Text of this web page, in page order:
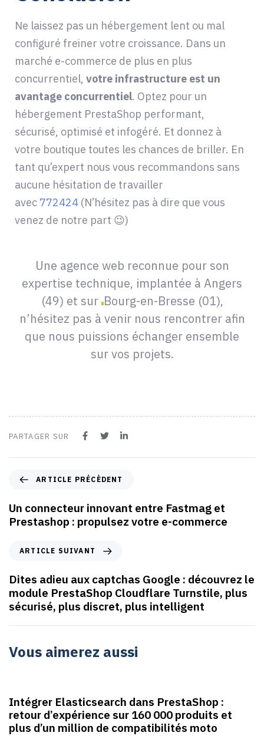
Ne laissez pas un hébergement lent ou mal
configuré freiner votre croissance. Dans un
marché e-commerce de plus en plus
concurrentiel, votre infrastructure est un
avantage concurrentiel. Optez pour un
hébergement PrestaShop performant,
sécurisé, optimisé et infogéré. Et donnez à
votre boutique toutes les chances de briller. En
tant qu’expert nous vous recommandons sans
aucune hésitation de travailler
avec 772424 (N’hésitez pas à dire que vous
venez de notre part 😉)
Une agence web reconnue pour son
expertise technique, implantée à Angers
(49) et sur Bourg-en-Bresse (01),
n’hésitez pas à venir nous rencontrer afin
que nous puissions échanger ensemble
sur vos projets.
PARTAGER SUR
ARTICLE PRÉCÈDENT
Un connecteur innovant entre Fastmag et
Prestashop : propulsez votre e-commerce
ARTICLE SUIVANT
Dites adieu aux captchas Google : découvrez le
module PrestaShop Cloudflare Turnstile, plus
sécurisé, plus discret, plus intelligent
Vous aimerez aussi
Intégrer Elasticsearch dans PrestaShop :
retour d’expérience sur 160 000 produits et
plus d’un million de compatibilités moto